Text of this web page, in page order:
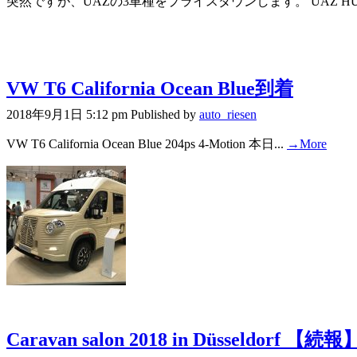
VW T6 California Ocean Blue到着
2018年9月1日 5:12 pm Published by auto_riesen
VW T6 California Ocean Blue 204ps 4-Motion 本日... →More
Caravan salon 2018 in Düsseldorf 【続報】